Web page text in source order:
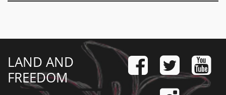
LAND AND
FREEDOM